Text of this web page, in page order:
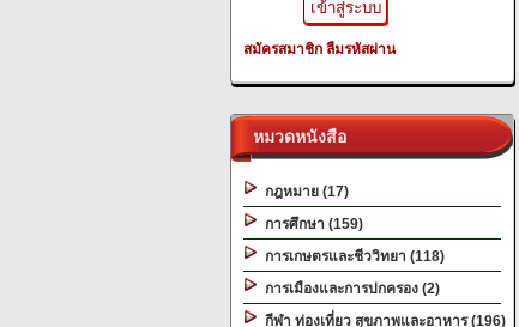
สมัครสมาชิก ลืมรหัสผ่าน
หมวดหนังสือ
กฎหมาย (17)
การศึกษา (159)
การเกษตรและชีววิทยา (118)
การเมืองและการปกครอง (2)
กีฬา ท่องเที่ยว สุขภาพและอาหาร (196)